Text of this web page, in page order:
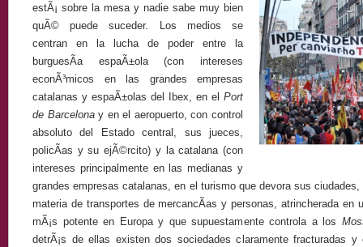
estÃ¡ sobre la mesa y nadie sabe muy bien
quÃ© puede suceder. Los medios se
centran en la lucha de poder entre la
burguesÃ­a espaÃ±ola (con intereses
econÃ³micos en las grandes empresas
catalanas y espaÃ±olas del Ibex, en el Port
de Barcelonay en el aeropuerto, con control
absoluto del Estado central, sus jueces,
policÃ­as y su ejÃ©rcito) y la catalana (con
intereses principalmente en las medianas y
grandes empresas catalanas, en el turismo que devora sus
materia de transportes de mercancÃ­as y personas, atrincherada en
mÃ¡s potente en Europa y que supuestamente controla a los
detrÃ¡s de ellas existen dos sociedades claramente fracturadas y